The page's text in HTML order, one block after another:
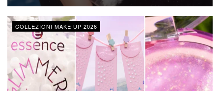
COLLEZIONI MAKE UP 2026